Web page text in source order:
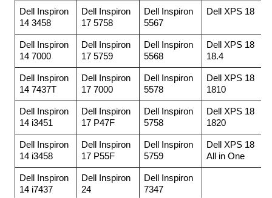
Dell Inspiron
14 3458
Dell Inspiron
17 5758
Dell Inspiron
5567
Dell XPS 18
Dell Inspiron
14 7000
Dell Inspiron
17 5759
Dell Inspiron
5568
Dell XPS 18
18.4
Dell Inspiron
14 7437T
Dell Inspiron
17 7000
Dell Inspiron
5578
Dell XPS 18
1810
Dell Inspiron
14 i3451
Dell Inspiron
17 P47F
Dell Inspiron
5758
Dell XPS 18
1820
Dell Inspiron
14 i3458
Dell Inspiron
17 P55F
Dell Inspiron
5759
Dell XPS 18
All in One
Dell Inspiron
14 i7437
Dell Inspiron
24
Dell Inspiron
7347